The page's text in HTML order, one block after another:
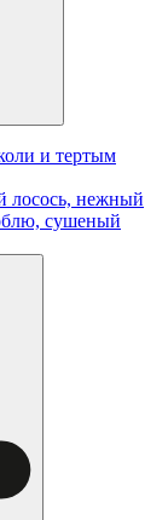
и тертым
лосось, нежный
сушеный